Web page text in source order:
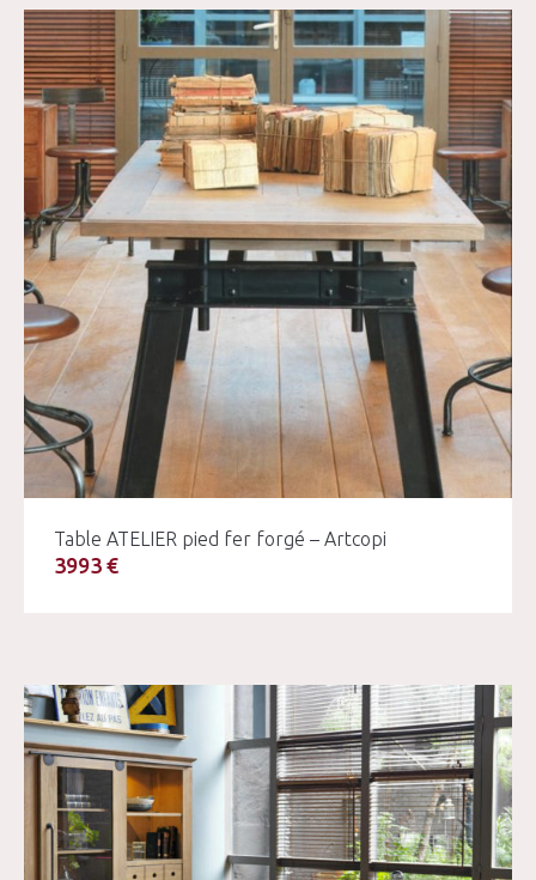
Table ATELIER pied fer forgé – Artcopi
3993 €